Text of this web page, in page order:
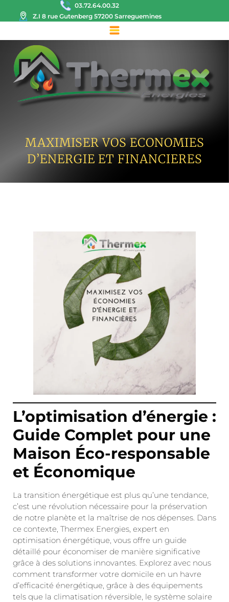
03.72.64.00.32
Z.I 8 rue Gutenberg 57200 Sarreguemines
MAXIMISER VOS ECONOMIES
D’ENERGIE ET FINANCIERES
L’optimisation d’énergie :
Guide Complet pour une
Maison Éco-responsable
et Économique
La transition énergétique est plus qu’une tendance,
c’est une révolution nécessaire pour la préservation
de notre planète et la maîtrise de nos dépenses. Dans
ce contexte, Thermex Energies, expert en
optimisation énergétique, vous offre un guide
détaillé pour économiser de manière significative
grâce à des solutions innovantes. Explorez avec nous
comment transformer votre domicile en un havre
d’efficacité énergétique, grâce à des équipements
tels que la climatisation réversible, le système solaire